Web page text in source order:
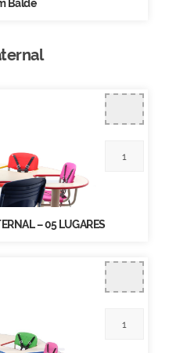
Balde
– 05 LUGARES